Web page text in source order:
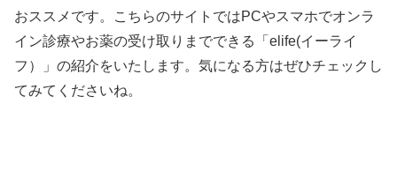
おススメです。こちらのサイトではPCやスマホでオンラ
イン診療やお薬の受け取りまでできる「elife(イーライ
フ）」の紹介をいたします。気になる方はぜひチェックし
てみてくださいね。